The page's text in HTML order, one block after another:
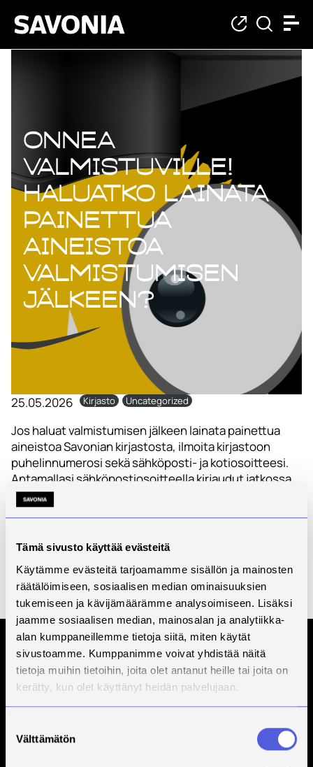
Tämä sivusto käyttää evästeitä
Käytämme evästeitä tarjoamamme sisällön ja mainosten
räätälöimiseen, sosiaalisen median ominaisuuksien
tukemiseen ja kävijämäärämme analysoimiseen. Lisäksi
jaamme sosiaalisen median, mainosalan ja analytiikka-
alan kumppaneillemme tietoja siitä, miten käytät
sivustoamme. Kumppanimme voivat yhdistää näitä
tietoja muihin tietoihin, joita olet antanut heille tai joita on
kerätty, kun olet käyttänyt heidän palvelujaan.
valinta
Välttämätön
Onnea
valmistuville!
Haluatko lainata
painettua
aineistoa
valmistumisen
jälkeen?
25.05.2026 Kirjasto Uncategorized
Jos haluat valmistumisen jälkeen lainata painettua
aineistoa Savonian kirjastosta, ilmoita kirjastoon
puhelinnumerosi sekä sähköposti- ja kotiosoitteesi.
Antamallasi sähköpostiosoitteella kirjaudut jatkossa
Savonia-Finnaan.
E-aineistojen etäkäyttö on mahdollista ainoastaan
Onnea valmistumisen johdosta!
kirjasto@savonia.fi
https://sanni.savonia.fi/
Tilaa Savonian uutiskirje